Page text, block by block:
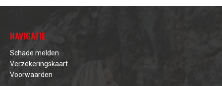
NAVIGATIE
Schade melden
Verzekeringskaart
Voorwaarden